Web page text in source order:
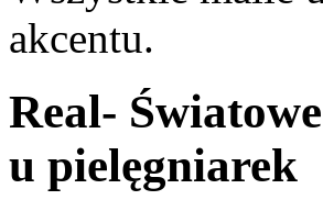
akcentu.
Real-
u pielęgniarek